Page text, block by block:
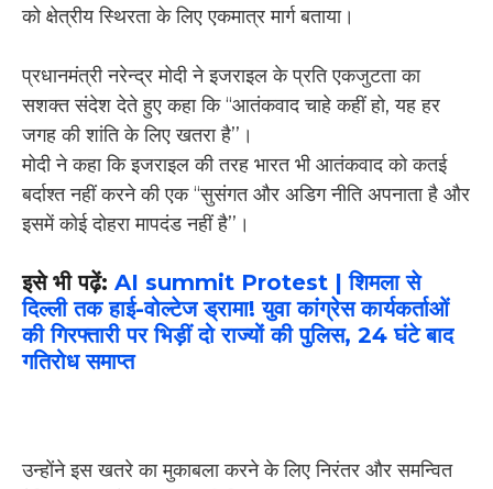
को क्षेत्रीय स्थिरता के लिए एकमात्र मार्ग बताया।
प्रधानमंत्री नरेन्द्र मोदी ने इजराइल के प्रति एकजुटता का
सशक्त संदेश देते हुए कहा कि ‘‘आतंकवाद चाहे कहीं हो, यह हर
जगह की शांति के लिए खतरा है’’।
मोदी ने कहा कि इजराइल की तरह भारत भी आतंकवाद को कतई
बर्दाश्त नहीं करने की एक ‘‘सुसंगत और अडिग नीति अपनाता है और
इसमें कोई दोहरा मापदंड नहीं है’’।
इसे भी पढ़ें: AI summit Protest | शिमला से
दिल्ली तक हाई-वोल्टेज ड्रामा! युवा कांग्रेस कार्यकर्ताओं
की गिरफ्तारी पर भिड़ीं दो राज्यों की पुलिस, 24 घंटे बाद
गतिरोध समाप्त
उन्होंने इस खतरे का मुकाबला करने के लिए निरंतर और समन्वित